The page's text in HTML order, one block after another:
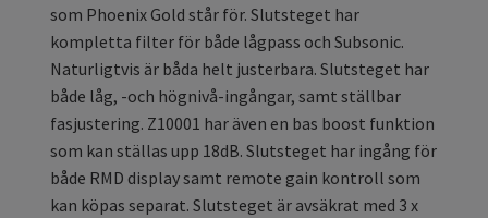
som Phoenix Gold står för. Slutsteget har
kompletta filter för både lågpass och Subsonic.
Naturligtvis är båda helt justerbara. Slutsteget har
både låg, -och högnivå-ingångar, samt ställbar
fasjustering. Z10001 har även en bas boost funktion
som kan ställas upp 18dB. Slutsteget har ingång för
både RMD display samt remote gain kontroll som
kan köpas separat. Slutsteget är avsäkrat med 3 x